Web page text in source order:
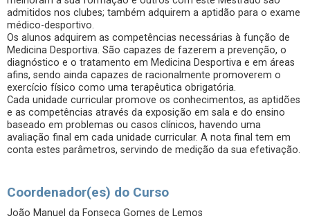
admitidos nos clubes; também adquirem a aptidão para o exame
médico-desportivo.
Os alunos adquirem as competências necessárias à função de
Medicina Desportiva. São capazes de fazerem a prevenção, o
diagnóstico e o tratamento em Medicina Desportiva e em áreas
afins, sendo ainda capazes de racionalmente promoverem o
exercício físico como uma terapêutica obrigatória.
Cada unidade curricular promove os conhecimentos, as aptidões
e as competências através da exposição em sala e do ensino
baseado em problemas ou casos clínicos, havendo uma
avaliação final em cada unidade curricular. A nota final tem em
conta estes parâmetros, servindo de medição da sua efetivação.
Coordenador(es) do Curso
João Manuel da Fonseca Gomes de Lemos